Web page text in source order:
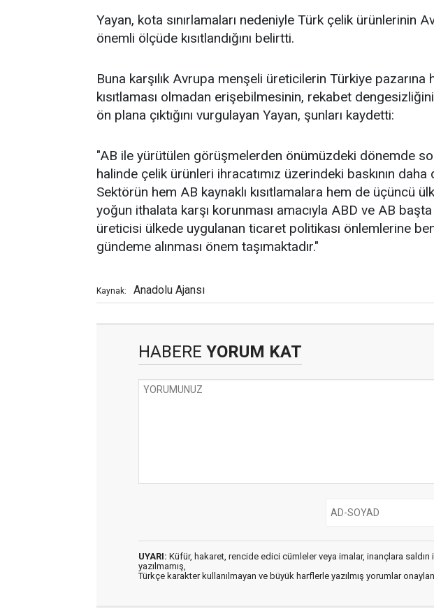
Yayan, kota sınırlamaları nedeniyle Türk çelik ürünlerinin
önemli ölçüde kısıtlandığını belirtti.
Buna karşılık Avrupa menşeli üreticilerin Türkiye
kısıtlaması olmadan erişebilmesinin, rekabet
ön plana çıktığını vurgulayan Yayan, şunları kaydetti:
"AB ile yürütülen görüşmelerden önümüzdeki dönemde
halinde çelik ürünleri ihracatımız üzerindeki baskının
Sektörün hem AB kaynaklı kısıtlamalara hem de üçüncü
yoğun ithalata karşı korunması amacıyla ABD ve AB
üreticisi ülkede uygulanan ticaret politikası önlemlerine
gündeme alınması önem taşımaktadır."
Kaynak: Anadolu Ajansı
HABERE YORUM KAT
UYARI: Küfür, hakaret, rencide edici cümleler veya imalar, inançlara saldırı
yazılmamış,
Türkçe karakter kullanılmayan ve büyük harflerle yazılmış yorumlar